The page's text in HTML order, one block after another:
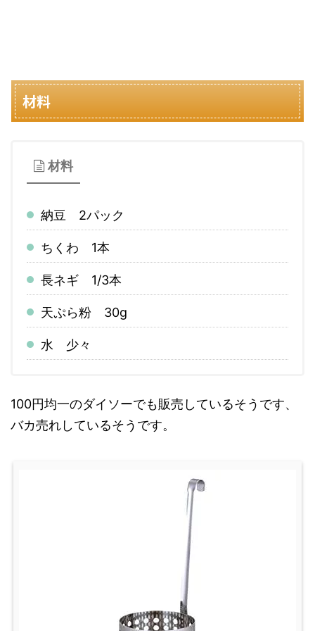
材料
材料
納豆 2パック
ちくわ 1本
長ネギ 1/3本
天ぷら粉 30g
水 少々
100円均一のダイソーでも販売しているそうです、
バカ売れしているそうです。